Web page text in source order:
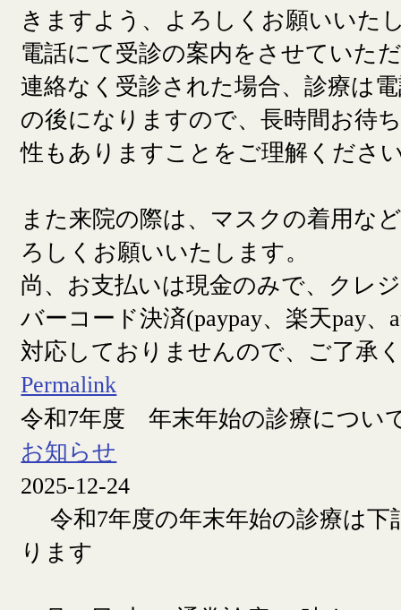
きますよう、よろしくお願いいた
電話にて受診の案内をさせていた
連絡なく受診された場合、診療は
の後になりますので、長時間お待
性もありますことをご理解くださ
また来院の際は、マスクの着用な
ろしくお願いいたします。
尚、お支払いは現金のみで、クレ
バーコード決済(paypay、楽天pay、
対応しておりませんので、ご了承
Permalink
令和7年度 年末年始の診療につい
お知らせ
2025-12-24
令和7年度の年末年始の診療は下
ります